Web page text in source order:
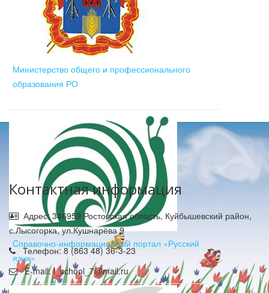
Министерство общего и профессионального
образования РО
Cправочно-информационный портал «Русский
язык»
Контактная информация
Адрес: 346959 Ростовская область, Куйбышевский район,
с.Лысогорка, ул.Кушнарёва 9
Телефон: 8 (863 48) 36-3-23
E-mail: l_school_7@mail.ru